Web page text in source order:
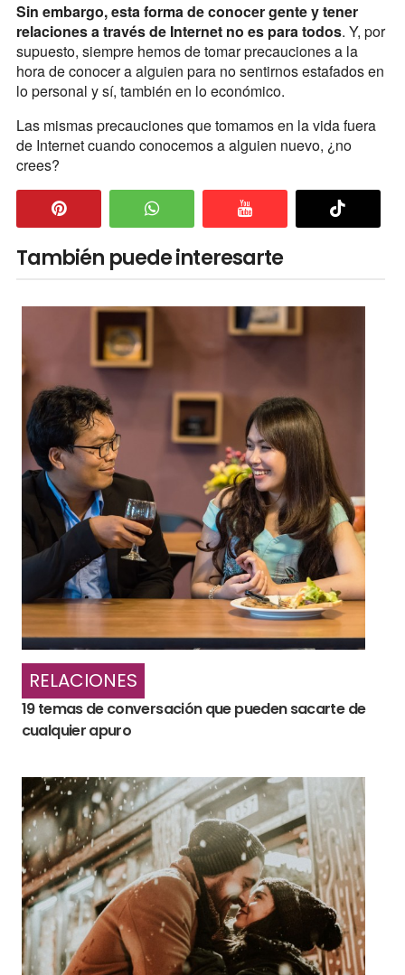
Sin embargo, esta forma de conocer gente y tener
relaciones a través de Internet no es para todos. Y, por
supuesto, siempre hemos de tomar precauciones a la
hora de conocer a alguien para no sentirnos estafados en
lo personal y sí, también en lo económico.
Las mismas precauciones que tomamos en la vida fuera
de Internet cuando conocemos a alguien nuevo, ¿no
crees?
También puede interesarte
RELACIONES
19 temas de conversación que pueden sacarte de
cualquier apuro